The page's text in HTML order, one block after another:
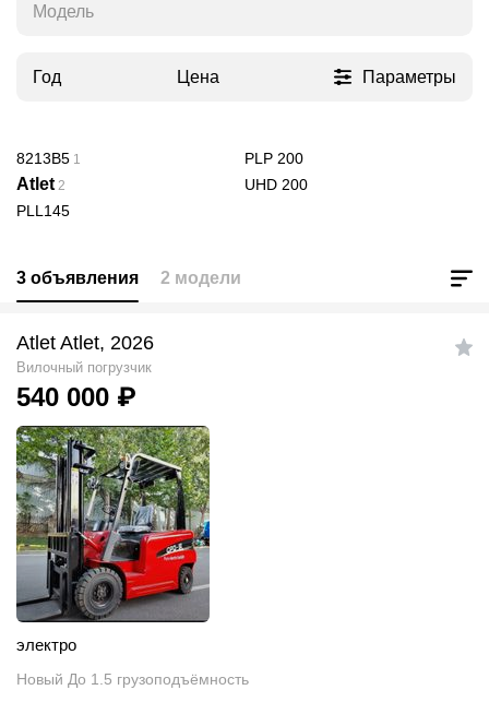
Модель
Год Цена Параметры
8213B5 1
Atlet 2
PLL145
PLP 200
UHD 200
3 объявления 2 модели
Atlet Atlet, 2026
Вилочный погрузчик
540 000 ₽
электро
Новый До 1.5 грузоподъёмность